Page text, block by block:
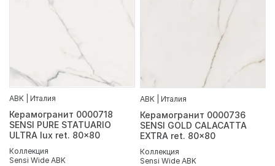
ABK | Италия
Керамогранит 0000718
SENSI PURE STATUARIO
ULTRA lux ret. 80x80
Коллекция
Sensi Wide ABK
ABK | Италия
Керамогранит 0000736
SENSI GOLD CALACATTA
EXTRA ret. 80x80
Коллекция
Sensi Wide ABK